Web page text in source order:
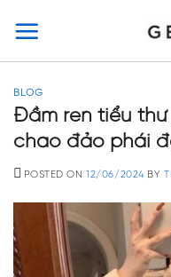
BLOG
Đầm ren tiểu
chao đảo phái
POSTED ON12/06/2024 BY